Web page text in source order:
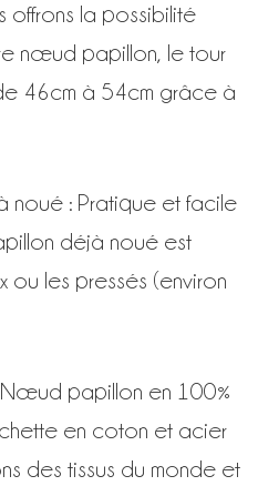
offrons la possibilité
nœud papillon, le tour
46cm à 54cm grâce à
noué : Pratique et facile
déjà noué est
ou les pressés (environ
papillon en 100%
en coton et acier
des tissus du monde et